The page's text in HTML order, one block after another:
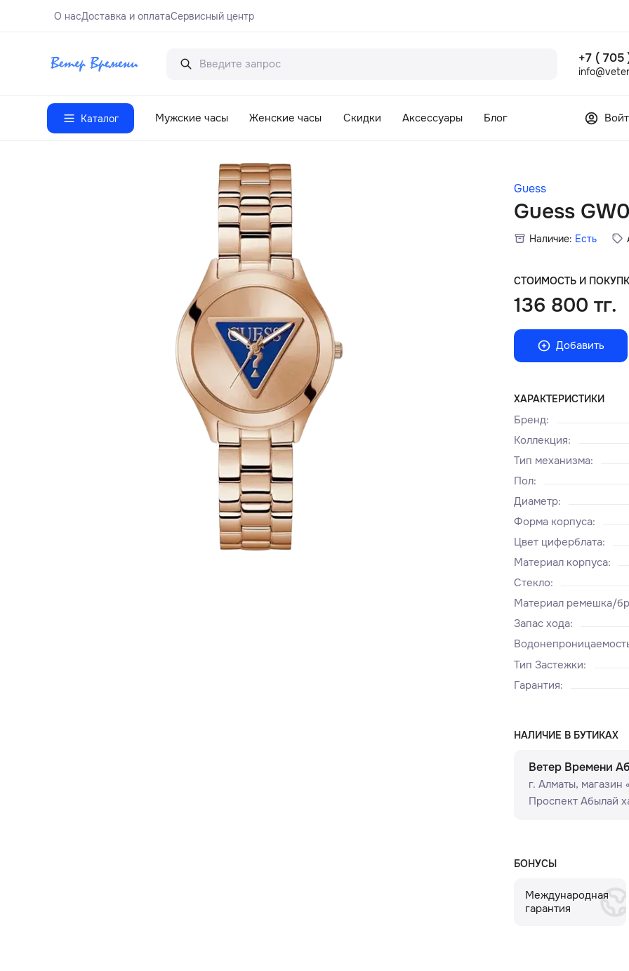
О насДоставка и оплатаСервисный центр
+7 ( 705
Каталог Мужские часы Женские часы Скидки Аксессуары Блог
Guess
Guess
Наличие: Есть
СТОИМОСТЬ И
136 800 тг.
Добавить
ХАРАКТЕРИСТИКИ
Бренд:
Коллекция:
Тип механизма:
Пол:
Диаметр:
Форма корпуса:
Цвет циферблата:
Материал корпуса:
Стекло:
Материал ремешка/
Запас хода:
Тип Застежки:
Гарантия:
НАЛИЧИЕ В БУТИКАХ
Ветер Времени
г. Алматы, ​магазин
Проспект Абылай
БОНУСЫ
Международная
гарантия